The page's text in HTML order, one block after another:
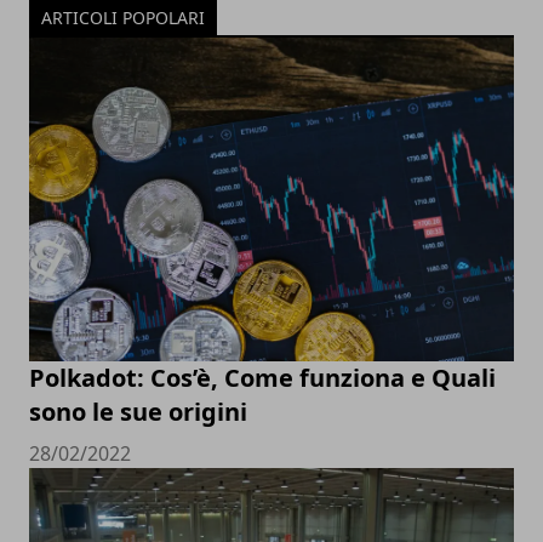
ARTICOLI POPOLARI
Polkadot: Cos’è, Come funziona e Quali
sono le sue origini
28/02/2022